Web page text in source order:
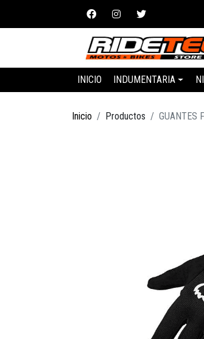
INICIO INDUMENTARIA
Inicio Productos GUANTES